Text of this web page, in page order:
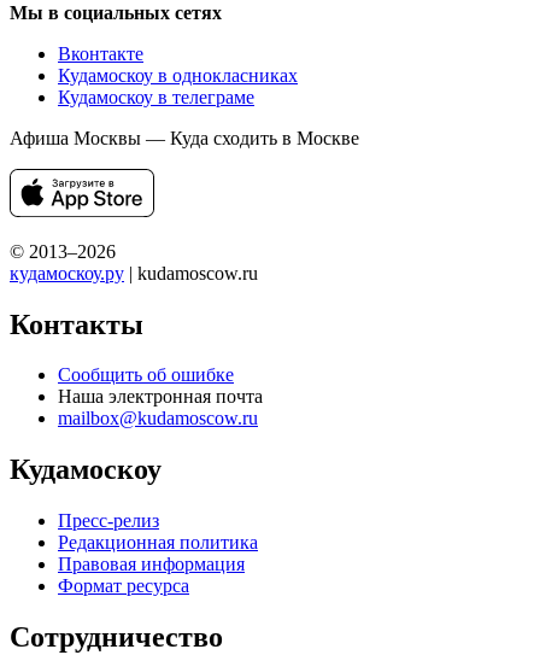
Мы в социальных сетях
Вконтакте
Кудамоскоу в однокласниках
Кудамоскоу в телеграме
Афиша Москвы — Куда сходить в Москве
© 2013–2026
кудамоскоу.ру | kudamoscow.ru
Контакты
Сообщить об ошибке
Наша электронная почта
mailbox@kudamoscow.ru
Кудамоскоу
Пресс-релиз
Редакционная политика
Правовая информация
Формат ресурса
Сотрудничество